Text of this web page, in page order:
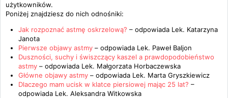
użytkowników.
Poniżej znajdziesz do nich odnośniki:
Jak rozpoznać astmę oskrzelową? – odpowiada Lek. Katarzyna
Janota
Pierwsze objawy astmy – odpowiada Lek. Paweł Baljon
Duszności, suchy i świszczący kaszel a prawdopodobieństwo
astmy – odpowiada Lek. Małgorzata Horbaczewska
Główne objawy astmy – odpowiada Lek. Marta Gryszkiewicz
Dlaczego mam ucisk w klatce piersiowej mając 25 lat? –
odpowiada Lek. Aleksandra Witkowska